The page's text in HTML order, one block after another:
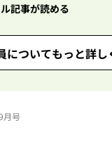
記事が読める
についてもっと詳し
月号